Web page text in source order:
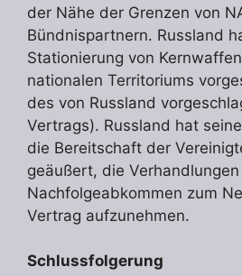
der Nähe der Grenzen von
Bündnispartnern. Russland
Stationierung von
nationalen Territoriums
des von Russland
Vertrags). Russland hat
die Bereitschaft der
geäußert, die
Nachfolgeabkommen zum
Vertrag aufzunehmen.
Schlussfolgerung